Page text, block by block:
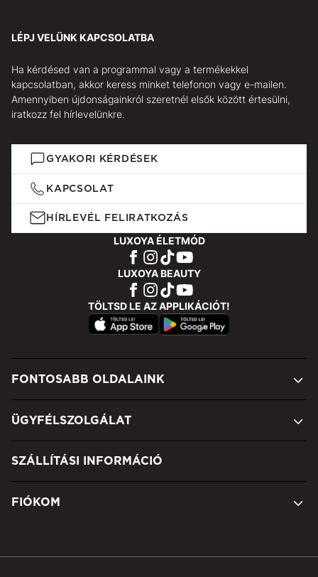
LÉPJ VELÜNK KAPCSOLATBA
Ha kérdésed van a programmal vagy a termékekkel
kapcsolatban, akkor keress minket telefonon vagy e-mailen.
Amennyiben újdonságainkról szeretnél elsők között értesülni,
iratkozz fel hírlevelünkre.
GYAKORI KÉRDÉSEK
KAPCSOLAT
HÍRLEVÉL FELIRATKOZÁS
LUXOYA ÉLETMÓD
LUXOYA BEAUTY
TÖLTSD LE AZ APPLIKÁCIÓT!
FONTOSABB OLDALAINK
ÜGYFÉLSZOLGÁLAT
SZÁLLÍTÁSI INFORMÁCIÓ
FIÓKOM